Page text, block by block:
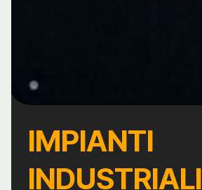
IMPIANTI
INDUSTRIALI